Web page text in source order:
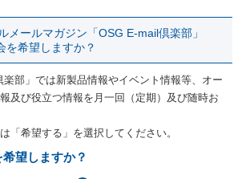
メールマガジン「OSG E-mail倶楽部」
を希望しますか？
部」では新製品情報やイベント情報等、オー
及び役立つ情報を月一回（定期）及び随時お
「希望する」を選択してください。
望しますか？